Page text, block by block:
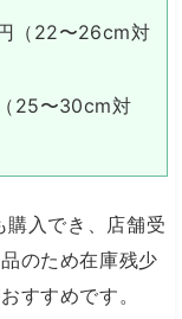
（22〜26cm対
25〜30cm対
入でき、店舗受
のため在庫残少
すすめです。